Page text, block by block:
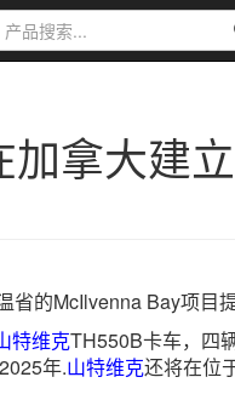
拿大建
的McIlvenna Bay项
特维克TH550B卡车，四
年.山特维克还将在位